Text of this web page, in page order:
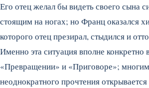
Его отец желал бы видеть своего сына
стоящим на ногах; но Франц оказался
которого отец презирал, стыдился и
Именно эта ситуация вполне конкретно
«Превращении» и «Приговоре»;
неоднократного прочтения